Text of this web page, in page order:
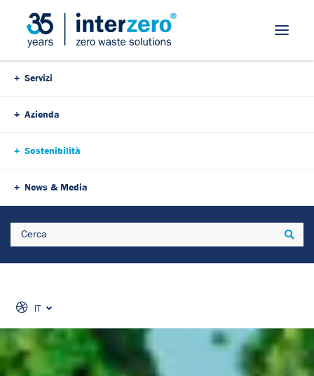
Servizi
Azienda
Sostenibilità
News & Media
Search
IT